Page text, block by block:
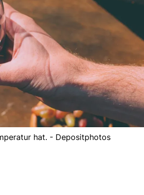
hat. - Depositphotos